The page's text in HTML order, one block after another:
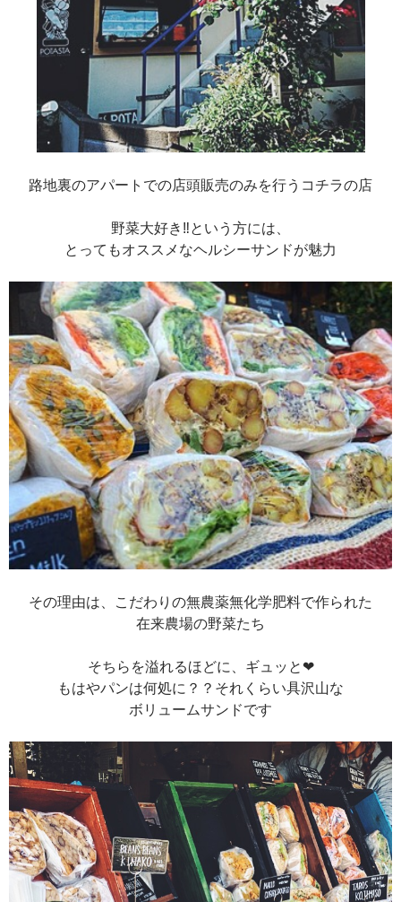
路地裏のアパートでの店頭販売のみを行うコチラの店
野菜大好き‼︎という方には、
とってもオススメなヘルシーサンドが魅力
その理由は、こだわりの無農薬無化学肥料で作られた
在来農場の野菜たち
そちらを溢れるほどに、ギュッと❤︎
もはやパンは何処に？？それくらい具沢山な
ボリュームサンドです